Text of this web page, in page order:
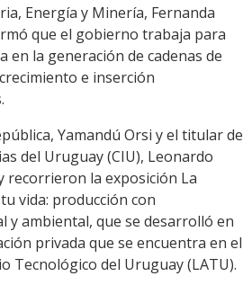
Link
Energía y Minería, Fernanda
que el gobierno trabaja para
en la generación de cadenas de
e inserción
Yamandú Orsi y el titular de
del Uruguay (CIU), Leonardo
recorrieron la exposición La
vida: producción con
y ambiental, que se desarrolló en
privada que se encuentra en el
Tecnológico del Uruguay (LATU).